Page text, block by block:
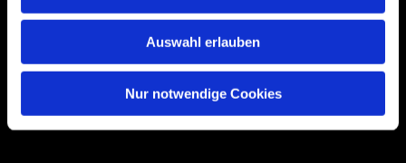
Auswahl erlauben
Nur notwendige Cookies